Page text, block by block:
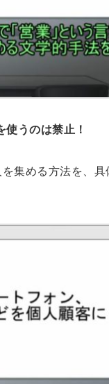
うのは禁止！
集める方法を、具